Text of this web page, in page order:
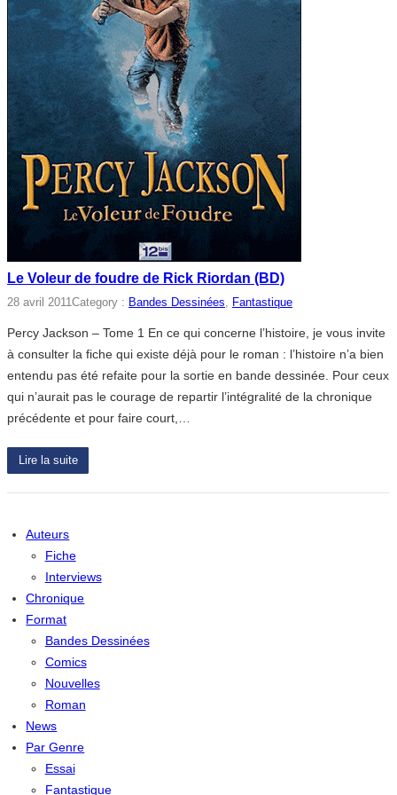
Le Voleur de foudre de Rick Riordan (BD)
28 avril 2011Category : Bandes Dessinées, Fantastique
Percy Jackson – Tome 1 En ce qui concerne l’histoire, je vous invite
à consulter la fiche qui existe déjà pour le roman : l’histoire n’a bien
entendu pas été refaite pour la sortie en bande dessinée. Pour ceux
qui n’aurait pas le courage de repartir l’intégralité de la chronique
précédente et pour faire court,…
Lire la suite
Auteurs
Fiche
Interviews
Chronique
Format
Bandes Dessinées
Comics
Nouvelles
Roman
News
Par Genre
Essai
Fantastique